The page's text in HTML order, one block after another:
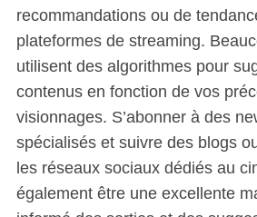
recommandations ou de
plateformes de streaming.
utilisent des algorithmes pour
contenus en fonction de vos
visionnages. S’abonner à des
spécialisés et suivre des blogs
les réseaux sociaux dédiés au
également être une excellente